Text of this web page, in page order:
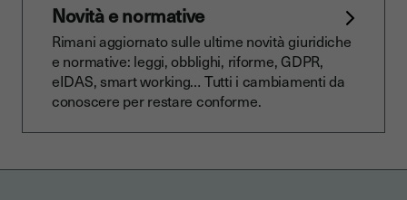
Novità e normative
Rimani aggiornato sulle ultime novità giuridiche
e normative: leggi, obblighi, riforme, GDPR,
eIDAS, smart working… Tutti i cambiamenti da
conoscere per restare conforme.